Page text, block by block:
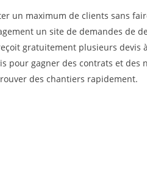
un maximum de clients sans
un site de demandes de
gratuitement plusieurs devis
pour gagner des contrats et des
des chantiers rapidement.